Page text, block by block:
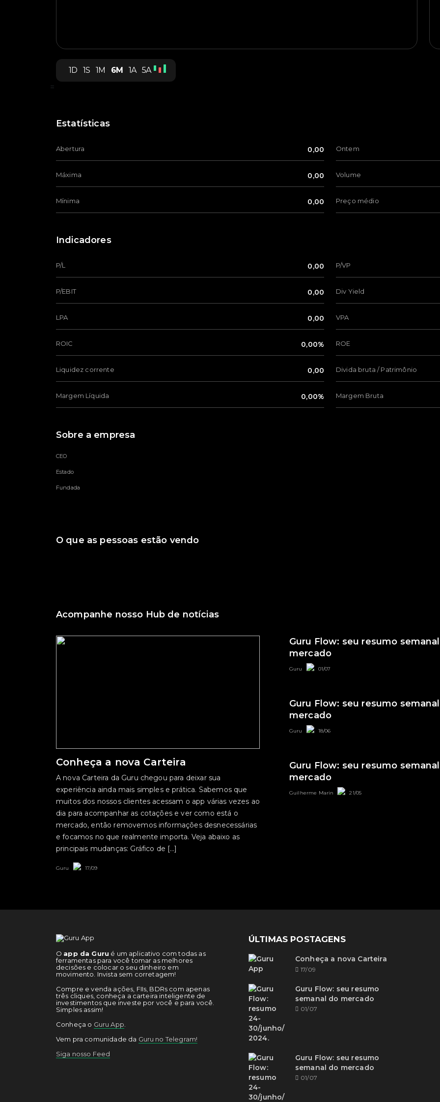
1D 1S 1M 6M 1A
5A
=
Estatísticas
Abertura 0,00
Máxima 0,00
Mínima 0,00
Ontem
Volume
Preço médio
Indicadores
P/L 0,00
P/EBIT 0,00
LPA 0,00
ROIC 0,00%
Liquidez corrente 0,00
Margem Líquida 0,00%
P/VP
Div Yield
VPA
ROE
Divida bruta / Patrimônio
Margem Bruta
Sobre a empresa
CEO
Estado
Fundada
O que as pessoas estão vendo
Acompanhe nosso Hub de notícias
Conheça a nova Carteira
A nova Carteira da Guru chegou para deixar sua
experiência ainda mais simples e prática. Sabemos que
muitos dos nossos clientes acessam o app várias vezes ao
dia para acompanhar as cotações e ver como está o
mercado, então removemos informações desnecessárias
e focamos no que realmente importa. Veja abaixo as
principais mudanças: Gráfico de […]
Guru 17/09
Guru Flow: seu resumo
mercado
Guru 01/07
Guru Flow: seu resumo
mercado
Guru 18/06
Guru Flow: seu resumo
mercado
Guilherme Marin 21/05
O app da Guru é um aplicativo com todas as
ferramentas para você tomar as melhores
decisões e colocar o seu dinheiro em
movimento. Invista sem corretagem!
Compre e venda ações, FIIs, BDRs com apenas
três cliques, conheça a carteira inteligente de
investimentos que investe por você e para você.
Simples assim!
Conheça o Guru App
Vem pra comunidade da Guru no Telegram!
Siga nosso Feed
ÚLTIMAS POSTAGENS
Conheça a nova Carteira
17/09
Guru Flow: seu resumo
semanal do mercado
01/07
Guru Flow: seu resumo
semanal do mercado
01/07